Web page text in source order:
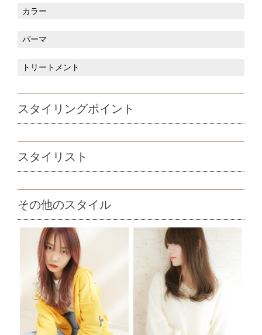
カラー
パーマ
トリートメント
スタイリングポイント
スタイリスト
その他のスタイル